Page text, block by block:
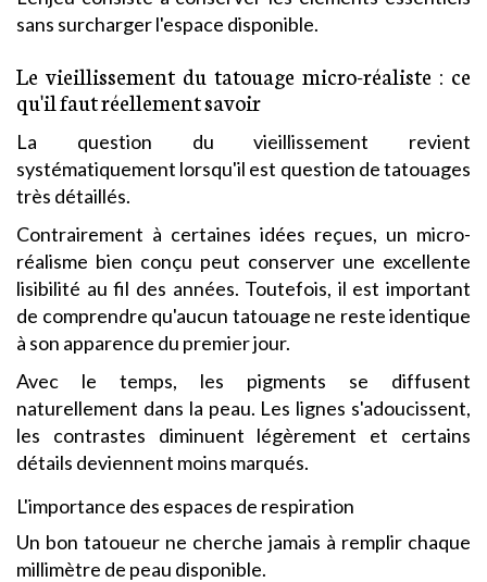
sans surcharger l'espace disponible.
Le vieillissement du tatouage micro-réaliste : ce
qu'il faut réellement savoir
La question du vieillissement revient
systématiquement lorsqu'il est question de tatouages
très détaillés.
Contrairement à certaines idées reçues, un micro-
réalisme bien conçu peut conserver une excellente
lisibilité au fil des années. Toutefois, il est important
de comprendre qu'aucun tatouage ne reste identique
à son apparence du premier jour.
Avec le temps, les pigments se diffusent
naturellement dans la peau. Les lignes s'adoucissent,
les contrastes diminuent légèrement et certains
détails deviennent moins marqués.
L'importance des espaces de respiration
Un bon tatoueur ne cherche jamais à remplir chaque
millimètre de peau disponible.